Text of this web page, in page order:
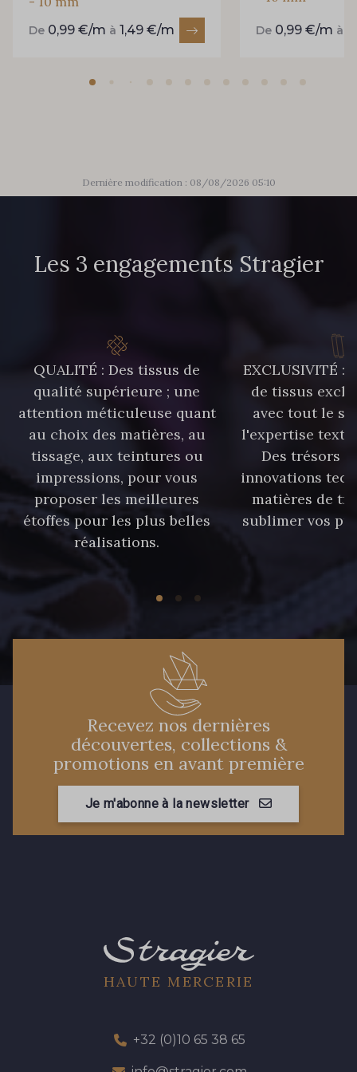
De 0,99 €/m à 1,49 €/m De 0,99 €/m à
Dernière modification : 08/08/2026 05:10
Les 3 engagements Stragier
QUALITÉ : Des tissus de
qualité supérieure ; une
attention méticuleuse quant
au choix des matières, au
tissage, aux teintures ou
impressions, pour vous
proposer les meilleures
étoffes pour les plus belles
réalisations.
EXCLUSIVITÉ :
de tissus
avec tout le
l'expertise
Des trésors
innovations
matières de
sublimer vos
Recevez nos dernières
découvertes, collections &
promotions en avant première
Je m'abonne à la newsletter
HAUTE MERCERIE
+32 (0)10 65 38 65